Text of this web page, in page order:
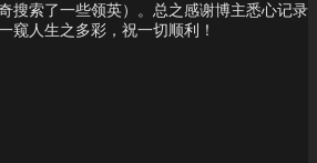
搜索了一些领英）。总之感谢博主悉心记录
窥人生之多彩，祝一切顺利！